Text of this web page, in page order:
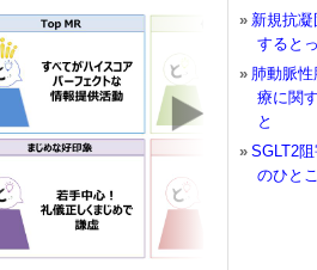
新規抗
すると
肺動脈
療に関
と
SGLT2
のひと